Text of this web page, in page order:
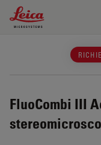
Leica Microsystems
FluoCombi III